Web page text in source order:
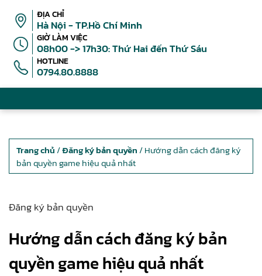
ĐỊA CHỈ
Hà Nội - TP.Hồ Chí Minh
GIỜ LÀM VIỆC
08h00 -> 17h30: Thứ Hai đến Thứ Sáu
HOTLINE
0794.80.8888
Trang chủ /Đăng ký bản quyền / Hướng dẫn cách đăng ký
bản quyền game hiệu quả nhất
Đăng ký bản quyền
Hướng dẫn cách đăng ký bản
quyền game hiệu quả nhất